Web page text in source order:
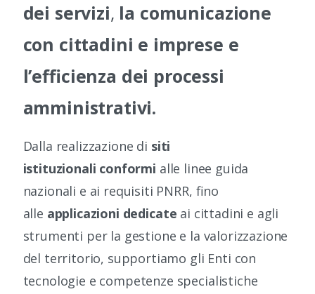
dei servizi, la comunicazione
con cittadini e imprese e
l’efficienza dei processi
amministrativi.
Dalla realizzazione di siti
istituzionali conformi alle linee guida
nazionali e ai requisiti PNRR, fino
alle applicazioni dedicate ai cittadini e agli
strumenti per la gestione e la valorizzazione
del territorio, supportiamo gli Enti con
tecnologie e competenze specialistiche